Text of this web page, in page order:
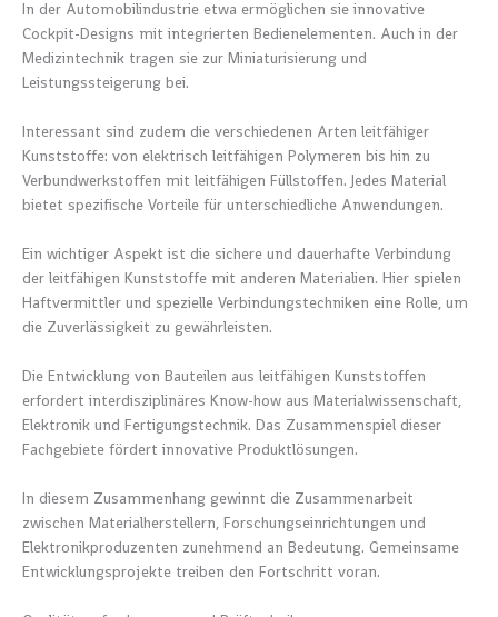
In der Automobilindustrie etwa ermöglichen sie innovative
Cockpit-Designs mit integrierten Bedienelementen. Auch in der
Medizintechnik tragen sie zur Miniaturisierung und
Leistungssteigerung bei.
Interessant sind zudem die verschiedenen Arten leitfähiger
Kunststoffe: von elektrisch leitfähigen Polymeren bis hin zu
Verbundwerkstoffen mit leitfähigen Füllstoffen. Jedes Material
bietet spezifische Vorteile für unterschiedliche Anwendungen.
Ein wichtiger Aspekt ist die sichere und dauerhafte Verbindung
der leitfähigen Kunststoffe mit anderen Materialien. Hier spielen
Haftvermittler und spezielle Verbindungstechniken eine Rolle, um
die Zuverlässigkeit zu gewährleisten.
Die Entwicklung von Bauteilen aus leitfähigen Kunststoffen
erfordert interdisziplinäres Know-how aus Materialwissenschaft,
Elektronik und Fertigungstechnik. Das Zusammenspiel dieser
Fachgebiete fördert innovative Produktlösungen.
In diesem Zusammenhang gewinnt die Zusammenarbeit
zwischen Materialherstellern, Forschungseinrichtungen und
Elektronikproduzenten zunehmend an Bedeutung. Gemeinsame
Entwicklungsprojekte treiben den Fortschritt voran.